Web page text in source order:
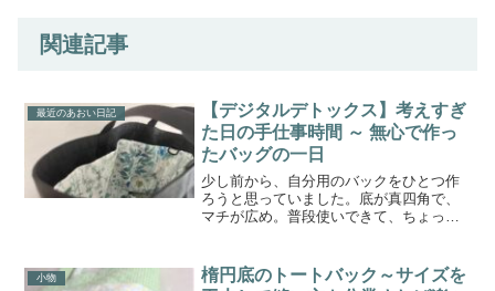
関連記事
最近のあおい日記
【デジタルデトックス】考えすぎ
た日の手仕事時間 ～ 無心で作っ
たバッグの一日
少し前から、自分用のバックをひとつ作
ろうと思っていました。底が真四角で、
マチが広め。普段使いできて、ちょっと
たのですが、なんとなく後回しになって
いて、ようやく今日、取りか...
小物
楕円底のトートバック～サイズを